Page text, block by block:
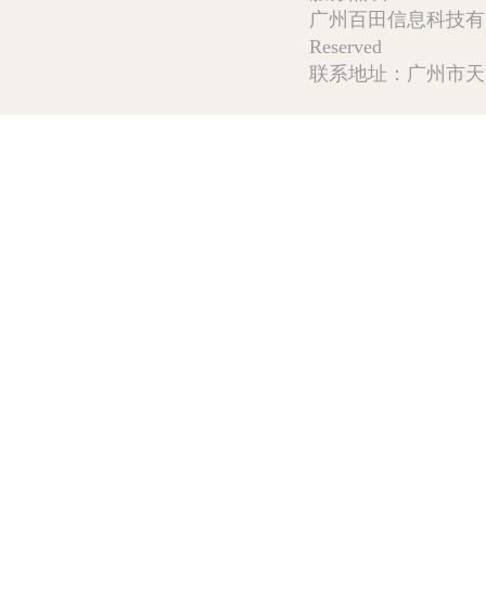
广州百田信息科技
Reserved
联系地址：广州市